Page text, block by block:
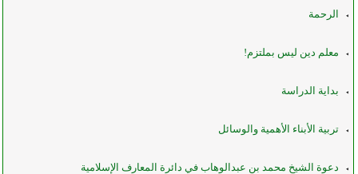
الرحمة
معلم دين ليس بملتزم!
بداية الدراسة
تربية الأبناء الأهمية والوسائل
دعوة الشيخ محمد بن عبدالوهاب في دائرة المعارف الإسلامية